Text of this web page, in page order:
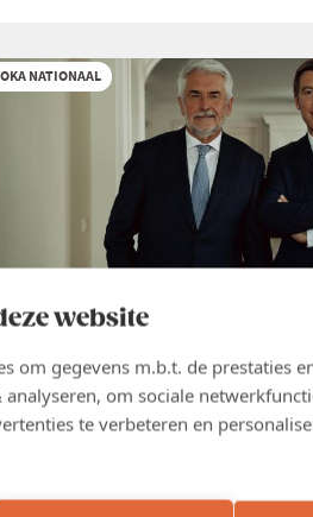
website
om gegevens m.b.t. de prestaties
analyseren, om sociale
te verbeteren en
NATIONAAL
Groei creëer je niet met
belastingen